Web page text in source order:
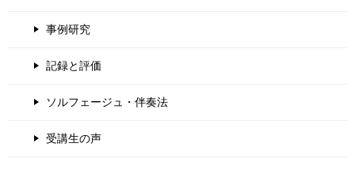
事例研究
記録と評価
ソルフェージュ・伴奏法
受講生の声